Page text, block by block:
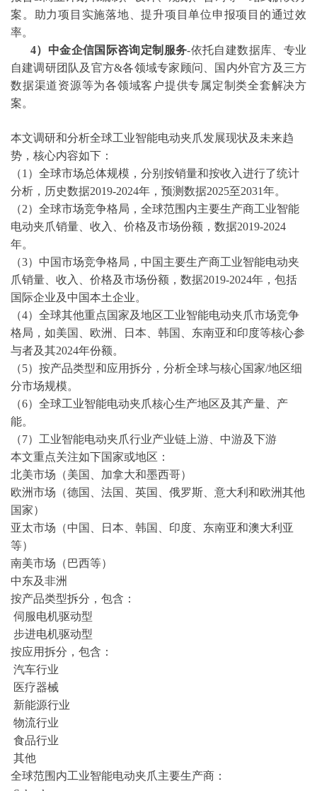
案。助力项目实施落地、提升项目单位申报项目的通过效
率。
4）中金企信国际咨询定制服务-依托自建数据库、专业
自建调研团队及官方&各领域专家顾问、国内外官方及三方
数据渠道资源等为各领域客户提供专属定制类全套解决方
案。
本文调研和分析全球工业智能电动夹爪发展现状及未来趋
势，核心内容如下：
（1）全球市场总体规模，分别按销量和按收入进行了统计
分析，历史数据2019-2024年，预测数据2025至2031年。
（2）全球市场竞争格局，全球范围内主要生产商工业智能
电动夹爪销量、收入、价格及市场份额，数据2019-2024
年。
（3）中国市场竞争格局，中国主要生产商工业智能电动夹
爪销量、收入、价格及市场份额，数据2019-2024年，包括
国际企业及中国本土企业。
（4）全球其他重点国家及地区工业智能电动夹爪市场竞争
格局，如美国、欧洲、日本、韩国、东南亚和印度等核心参
与者及其2024年份额。
（5）按产品类型和应用拆分，分析全球与核心国家/地区细
分市场规模。
（6）全球工业智能电动夹爪核心生产地区及其产量、产
能。
（7）工业智能电动夹爪行业产业链上游、中游及下游
本文重点关注如下国家或地区：
北美市场（美国、加拿大和墨西哥）
欧洲市场（德国、法国、英国、俄罗斯、意大利和欧洲其他
国家）
亚太市场（中国、日本、韩国、印度、东南亚和澳大利亚
等）
南美市场（巴西等）
中东及非洲
按产品类型拆分，包含：
伺服电机驱动型
步进电机驱动型
按应用拆分，包含：
汽车行业
医疗器械
新能源行业
物流行业
食品行业
其他
全球范围内工业智能电动夹爪主要生产商：